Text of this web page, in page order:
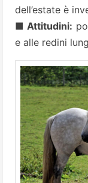
dell’estate è
■ Attitudini:
e alle redini